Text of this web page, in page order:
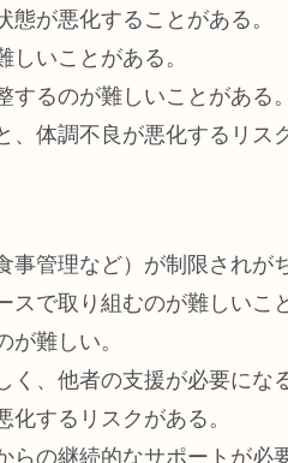
が悪化することがある。
いことがある。
るのが難しいことがある。
体調不良が悪化するリス
管理など）が制限されが
で取り組むのが難しいこ
難しい。
、他者の支援が必要にな
するリスクがある。
の継続的なサポートが必